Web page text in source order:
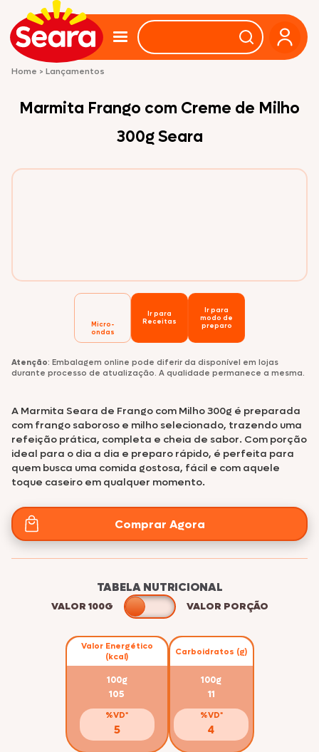
Home > Lançamentos
Marmita Frango com Creme de Milho
300g Seara
Micro-
ondas
Ir para
Receitas
Ir para
modo de
preparo
Atenção: Embalagem online pode diferir da disponível em lojas
durante processo de atualização. A qualidade permanece a mesma.
A Marmita Seara de Frango com Milho 300g é preparada
com frango saboroso e milho selecionado, trazendo uma
refeição prática, completa e cheia de sabor. Com porção
ideal para o dia a dia e preparo rápido, é perfeita para
quem busca uma comida gostosa, fácil e com aquele
toque caseiro em qualquer momento.
Comprar Agora
TABELA NUTRICIONAL
VALOR 100G VALOR PORÇÃO
Valor Energético
(kcal)
100g
105
%VD*
5
Carboidratos (g)
100g
11
%VD*
4